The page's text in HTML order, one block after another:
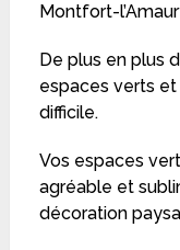
Montfort-
De plus en plus
espaces verts
difficile.
Vos espaces
agréable et
décoration